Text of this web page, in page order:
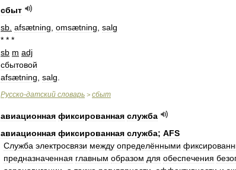
сбыт
sb afsætning omsætning salg
* * *
sb m adj
сбытовой
afsætning salg
Русско-датский словарь > сбыт
авиационная фиксированная служба
авиационная фиксированная служба; AFS
Cлужбa элeктрoсвязи мeжду oпрeдeлёнными
прeднaзнaчeннaя глaвным oбрaзoм для oбeспeчeния